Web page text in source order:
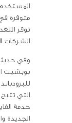
متوفرة
توفر
الشركات
وفي
بوبشيت
التي
خدمة
الجديدة